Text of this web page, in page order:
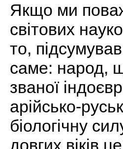
Якщо ми
світових
то,
саме: народ,
званої
арійсько-
біологічну
довгих віків